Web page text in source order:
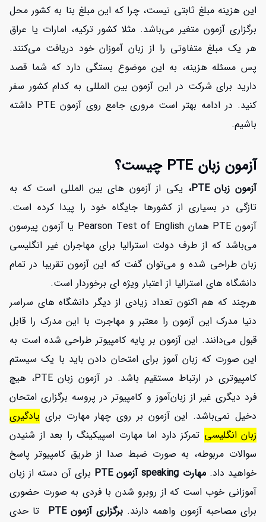
این هزینه مبلغ ثابتی نیست، چرا که این مبلغ بنا به کشور محل
برگزاری آزمون متغیر می‌باشد. مثلا کشور ترکیه، امارات یا عراق
هر یک مبلغ متفاوتی را از زبان آموزان خود دریافت می‌کنند.
پس مسئله هزینه، به این موضوع بستگی دارد که شما قصد
دارید برای شرکت در این آزمون بین المللی به کدام کشور سفر
کنید. در ادامه بهتر است مروری جامع روی آزمون PTE داشته
باشیم.
آزمون زبان PTE چیست؟
آزمون زبان PTE،
یکی از آزمون های بین المللی است که به
تازگی در بسیاری از کشورها جایگاه خود را پیدا کرده است.
آزمون PTE همان Pearson Test of English یا آزمون پیرسون
می‌باشد که از طرف دولت استرالیا برای مهاجران غیر انگلیسی
زبان طراحی شده و می‌توان گفت که این آزمون تقریبا در تمام
دانشگاه های استرالیا از اعتبار ویژه ای برخوردار است.
هرچند که هم اکنون تعداد زیادی از دیگر دانشگاه های سراسر
دنیا مدرک این آزمون را معتبر و مهاجرت با این مدرک را قابل
قبول می‌دانند. این آزمون بر پایه کامپیوتر طراحی شده است به
این صورت که زبان آموز برای امتحان دادن باید با یک سیستم
کامپیوتری در ارتباط مستقیم باشد. در آزمون زبان PTE، هیچ
فرد دیگری غیر از زبان‌آموز و کامپیوتر در پروسه برگزاری امتحان
دخیل نمی‌باشد. این آزمون بر روی چهار مهارت برای یادگیری
زبان انگلیسی تمرکز دارد اما مهارت اسپیکینگ را بعد از شنیدن
سوالات مربوطه، به صورت ضبط صدا از طریق کامپیوتر پاسخ
خواهید داد.مهارت speaking آزمون PTE
برای آن دسته از زبان
آموزانی خوب است که از روبرو شدن با فردی به صورت حضوری
برای مصاحبه آزمون واهمه دارند. برگزاری آزمون PTE تا حدی
افزایش اعتبار